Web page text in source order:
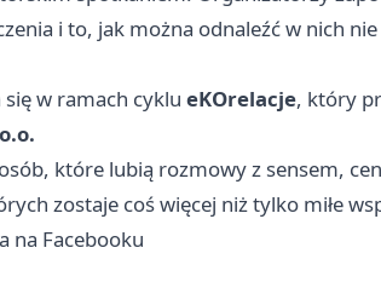
i to, jak można odnaleźć w nich
w ramach cyklu eKOrelacje, który
które lubią rozmowy z sensem,
zostaje coś więcej niż tylko miłe
na Facebooku